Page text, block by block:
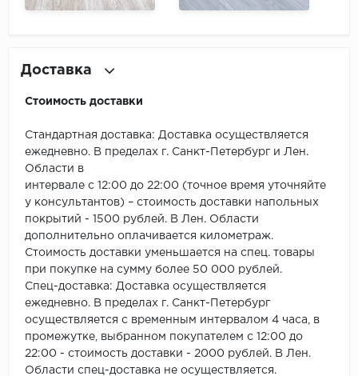
Доставка
Стоимость доставки
Стандартная доставка: Доставка осуществляется
ежедневно. В пределах г. Санкт-Петербург и Лен.
Области в
интервале с 12:00 до 22:00 (точное время уточняйте
у консультантов) – стоимость доставки напольных
покрытий - 1500 рублей. В Лен. Области
дополнительно оплачивается километраж.
Стоимость доставки уменьшается на спец. товары
при покупке на сумму более 50 000 рублей.
Спец-доставка: Доставка осуществляется
ежедневно. В пределах г. Санкт-Петербург
осуществляется с временным интервалом 4 часа, в
промежутке, выбранном покупателем с 12:00 до
22:00 - стоимость доставки - 2000 рублей. В Лен.
Области спец-доставка не осуществляется.